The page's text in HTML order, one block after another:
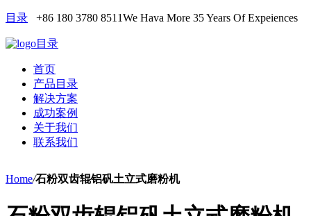
目录 +86 180 3780 8511We Hava More 35 Years Of Expeiences
目录
首页
产品目录
解决方案
成功案例
关于我们
联系我们
Home/石粉双齿辊铝矾土立式磨粉机